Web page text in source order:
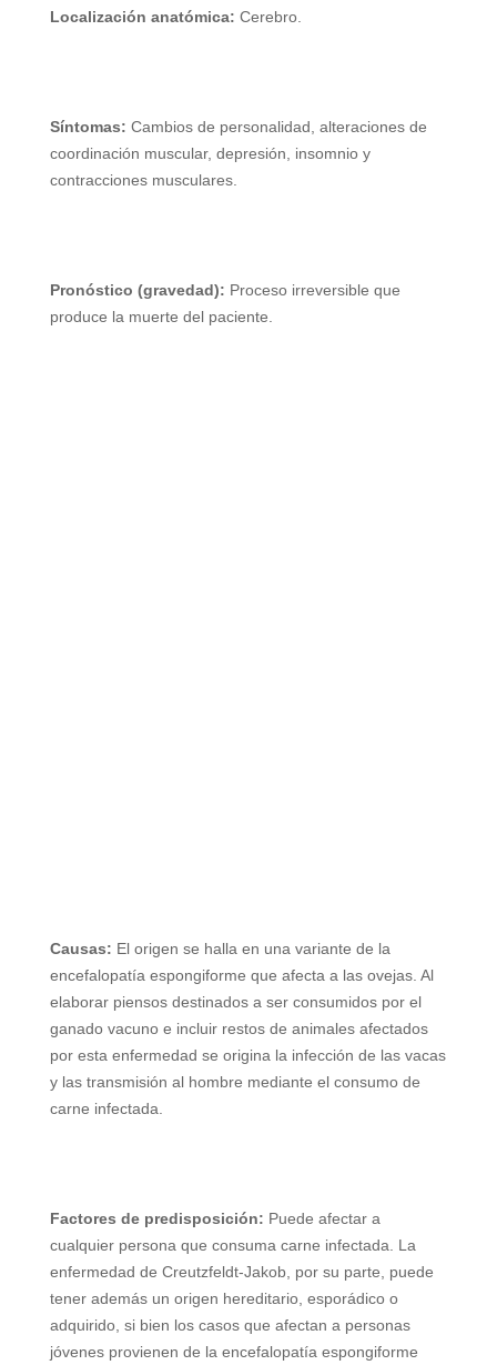
Localización anatómica: Cerebro.
Síntomas: Cambios de personalidad, alteraciones de
coordinación muscular, depresión, insomnio y
contracciones musculares.
Pronóstico (gravedad): Proceso irreversible que
produce la muerte del paciente.
Causas: El origen se halla en una variante de la
encefalopatía espongiforme que afecta a las ovejas. Al
elaborar piensos destinados a ser consumidos por el
ganado vacuno e incluir restos de animales afectados
por esta enfermedad se origina la infección de las vacas
y las transmisión al hombre mediante el consumo de
carne infectada.
Factores de predisposición: Puede afectar a
cualquier persona que consuma carne infectada. La
enfermedad de Creutzfeldt-Jakob, por su parte, puede
tener además un origen hereditario, esporádico o
adquirido, si bien los casos que afectan a personas
jóvenes provienen de la encefalopatía espongiforme